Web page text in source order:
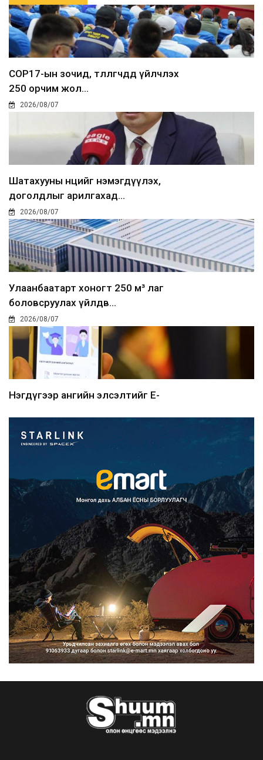
COP17-ын зочид, төлөөлөгчдөд үйлчлэх
250 орчим жол...
2026/08/07
Шатахууны нөөцийг нэмэгдүүлэх,
доголдлыг арилгахад...
2026/08/07
Улаанбаатарт хоногт 250 м³ лаг
боловсруулах үйлдв...
2026/08/07
Нэгдүгээр ангийн элсэлтийг E-
Францад иргэд рүү зөвшөөрөлгүй
сурталчилгааны дууд...
2026/08/07
Нийтийн тээврийн Ч:19А чиглэлийн
замналд түр хугац...
2026/08/07
Автомашины улсын дугаар сондгой
тоогоор төгссөн бо...